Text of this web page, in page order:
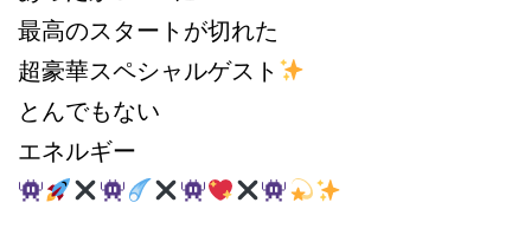
最高のスタートが切れた
超豪華スペシャルゲスト
とんでもない
エネルギー